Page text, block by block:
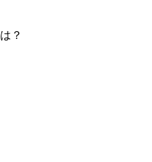
？